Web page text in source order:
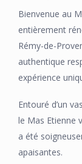
Bienvenue au
entièrement
Rémy-de-
authentique
expérience
Entouré d’un
le Mas Etienne
a été
apaisantes.